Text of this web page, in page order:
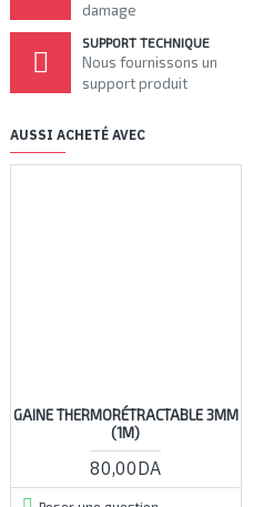
damage
SUPPORT TECHNIQUE
Nous fournissons un
support produit
AUSSI ACHETÉ AVEC
GAINE THERMORÉTRACTABLE 3MM
(1M)
80,00DA